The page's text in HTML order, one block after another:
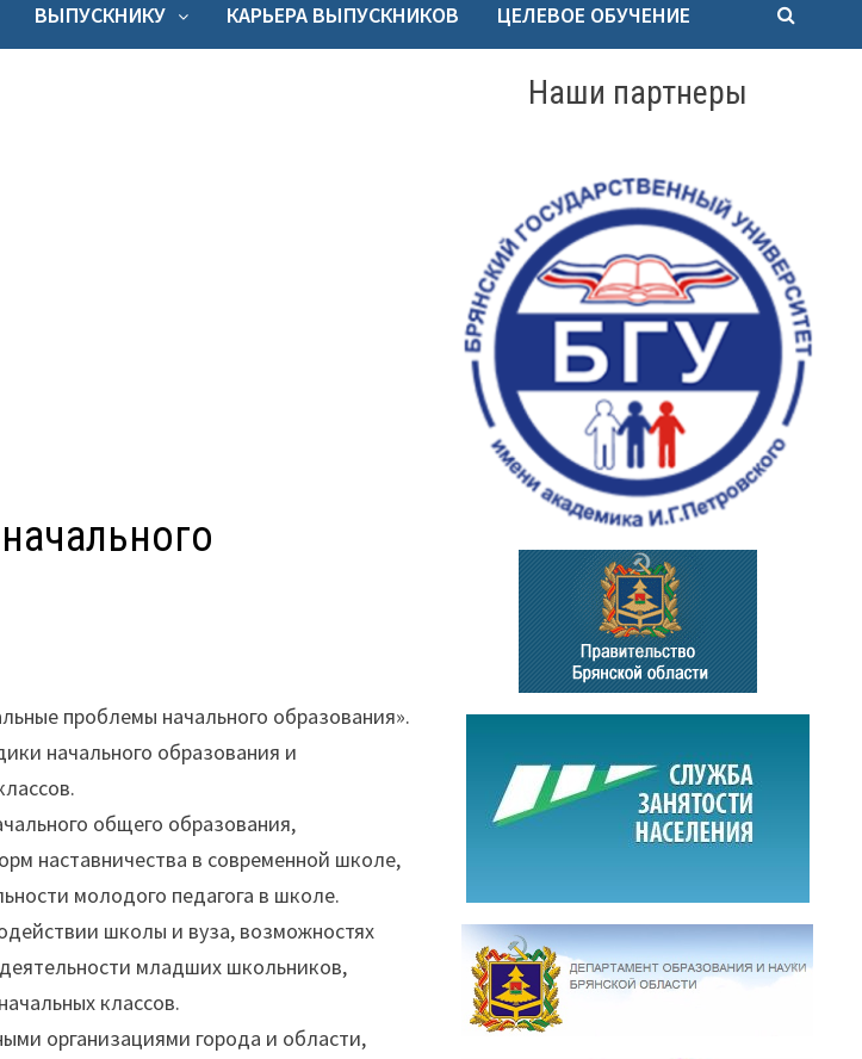
ВЫПУСКНИКУ КАРЬЕРА ВЫПУСКНИКОВ ЦЕЛЕВОЕ ОБУЧЕНИЕ
проблемы начального образования».
начального образования и
общего образования,
наставничества в современной школе,
молодого педагога в школе.
школы и вуза, возможностях
младших школьников,
классов.
организациями города и области,
Наши партнеры